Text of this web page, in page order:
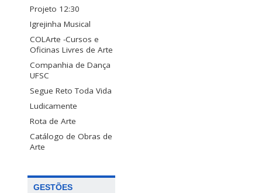
Projeto 12:30
Igrejinha Musical
COLArte -Cursos e
Oficinas Livres de Arte
Companhia de Dança
UFSC
Segue Reto Toda Vida
Ludicamente
Rota de Arte
Catálogo de Obras de
Arte
GESTÕES